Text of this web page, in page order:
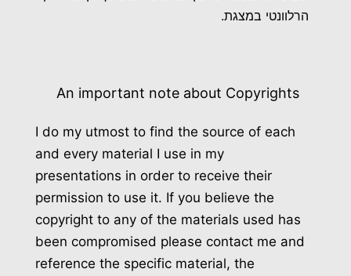
הרלוונטי במצגת.
An important note about Copyrights
I do my utmost to find the source of each
and every material I use in my
presentations in order to receive their
permission to use it. If you believe the
copyright to any of the materials used has
been compromised please contact me and
reference the specific material, the